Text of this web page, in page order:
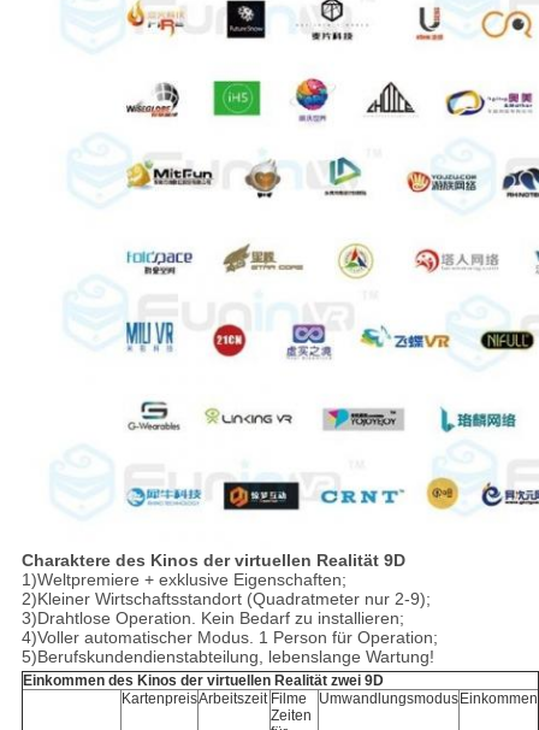
Charaktere des Kinos der virtuellen Realität 9D
1)Weltpremiere + exklusive Eigenschaften;
2)Kleiner Wirtschaftsstandort (Quadratmeter nur 2-9);
3)Drahtlose Operation. Kein Bedarf zu installieren;
4)Voller automatischer Modus. 1 Person für Operation;
5)Berufskundendienstabteilung, lebenslange Wartung!
Einkommen des Kinos der virtuellen Realität zwei 9D
KartenpreisArbeitszeit Filme
Zeiten
UmwandlungsmodusEinkommen